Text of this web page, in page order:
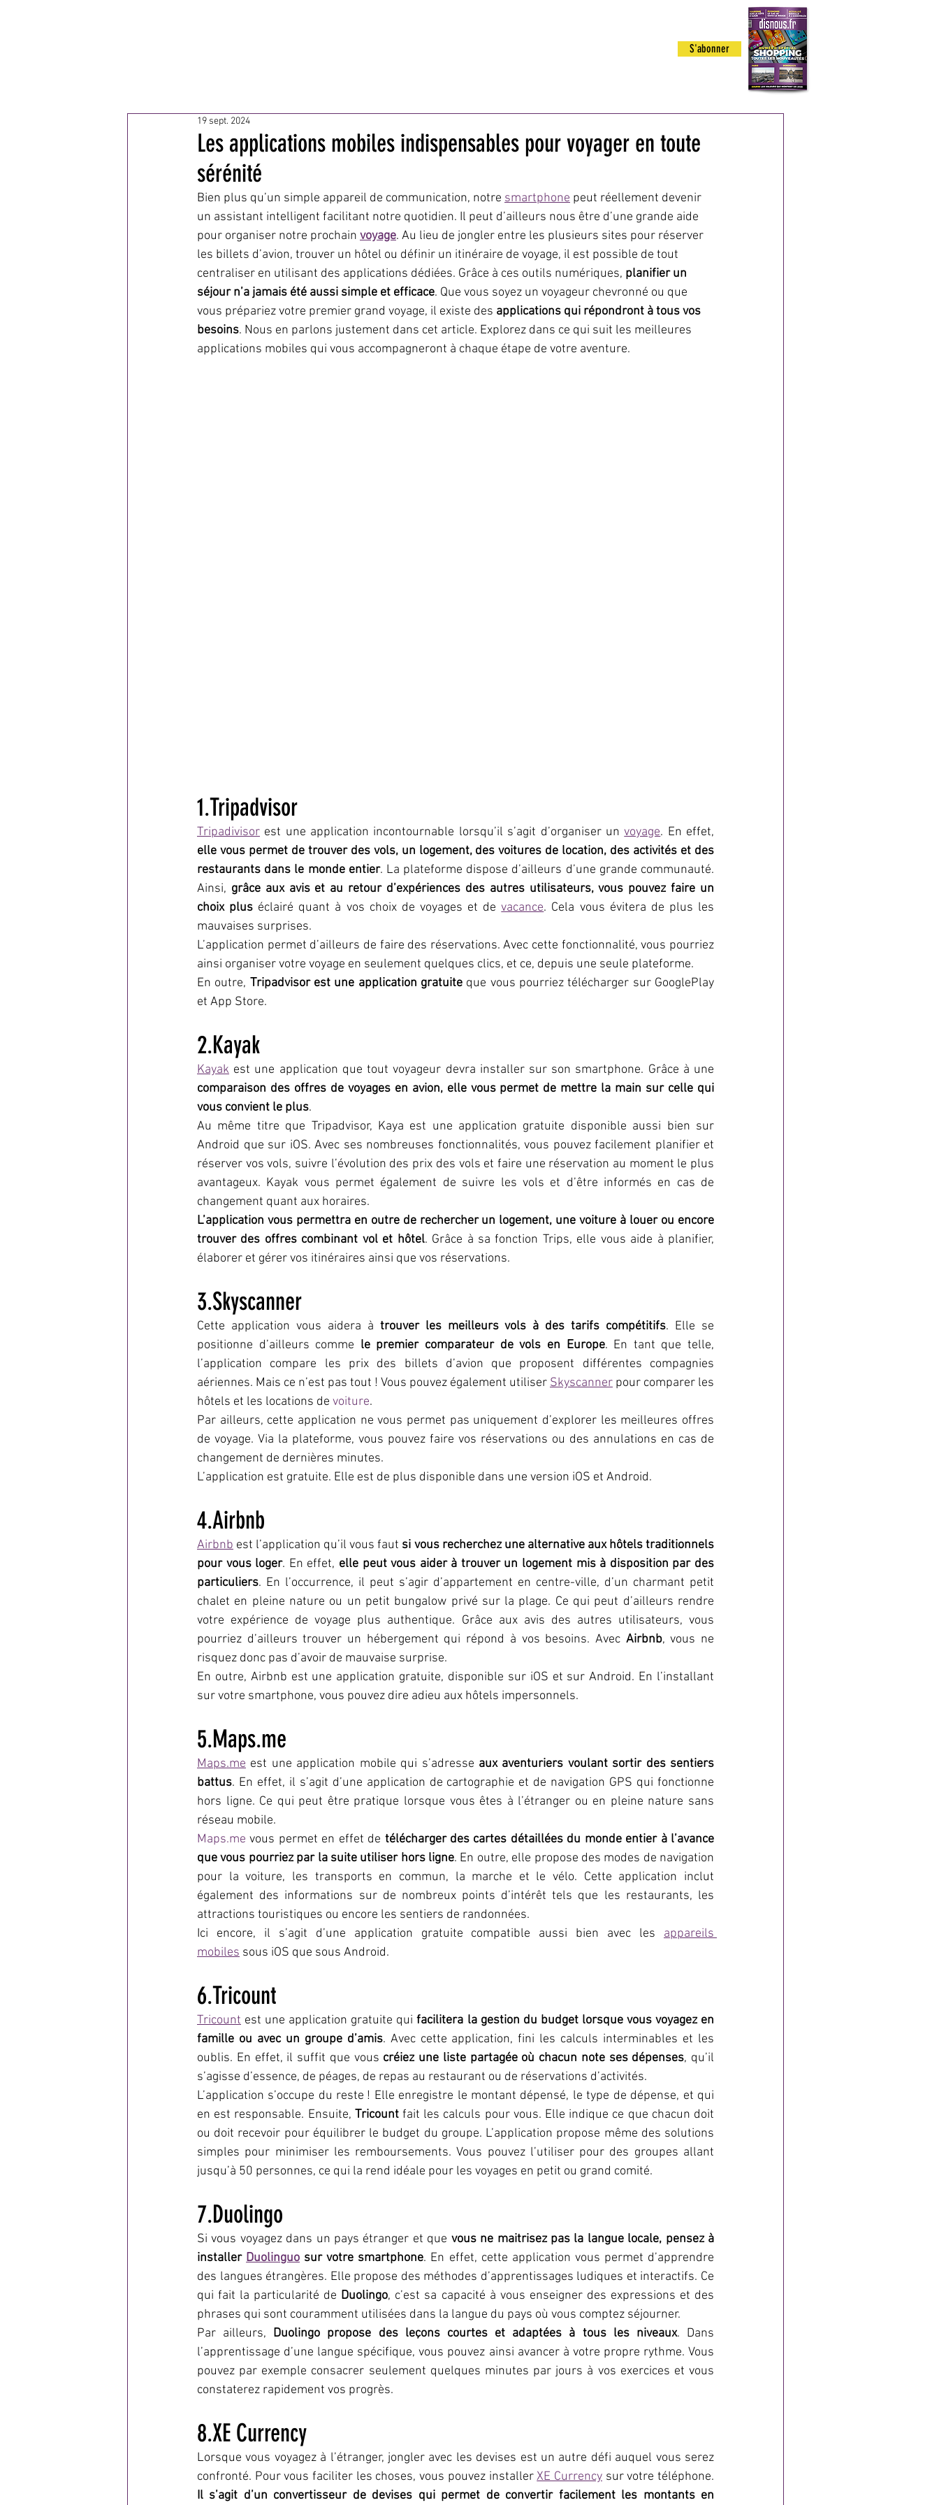
S'abonner
Les applications mobiles indispensables pour voyager en toute
sérénité
19 sept. 2024
Bien plus qu’un simple appareil de communication, notre smartphone peut réellement devenir
un assistant intelligent facilitant notre quotidien. Il peut d’ailleurs nous être d’une grande aide
pour organiser notre prochain voyage. Au lieu de jongler entre les plusieurs sites pour réserver
les billets d’avion, trouver un hôtel ou définir un itinéraire de voyage, il est possible de tout
centraliser en utilisant des applications dédiées. Grâce à ces outils numériques, planifier un
séjour n’a jamais été aussi simple et efficace. Que vous soyez un voyageur chevronné ou que
vous prépariez votre premier grand voyage, il existe des applications qui répondront à tous vos
besoins. Nous en parlons justement dans cet article. Explorez dans ce qui suit les meilleures
applications mobiles qui vous accompagneront à chaque étape de votre aventure.
1.Tripadvisor
Tripadivisor est une application incontournable lorsqu’il s’agit d’organiser un voyage
elle vous permet de trouver des vols, un logement, des voitures de location, des activités et des
restaurants dans le monde entier. La plateforme dispose d’ailleurs d’une grande communauté.
Ainsi, grâce aux avis et au retour d’expériences des autres utilisateurs, vous pouvez faire un
choix plus éclairé quant à vos choix de voyages et de vacance. Cela vous évitera de plus les
mauvaises surprises.
L’application permet d’ailleurs de faire des réservations. Avec cette fonctionnalité, vous pourriez
ainsi organiser votre voyage en seulement quelques clics, et ce, depuis une seule plateforme.
En outre, Tripadvisor est une application gratuite que vous pourriez télécharger sur GooglePlay
et App Store.
2.Kayak
Kayak
comparaison des offres de voyages en avion, elle vous permet de mettre la main sur celle qui
vous convient le plus.
Au même titre que Tripadvisor, Kaya est une application gratuite disponible aussi bien sur
Android que sur iOS. Avec ses nombreuses fonctionnalités, vous pouvez facilement planifier et
réserver vos vols, suivre l’évolution des prix des vols et faire une réservation au moment le plus
avantageux. Kayak vous permet également de suivre les vols et d’être informés en cas de
changement quant aux horaires.
L’application vous permettra en outre de rechercher un logement, une voiture à louer ou encore
trouver des offres combinant vol et hôtel. Grâce à sa fonction Trips, elle vous aide à planifier,
élaborer et gérer vos itinéraires ainsi que vos réservations.
3.Skyscanner
Cette application vous aidera à trouver les meilleurs vols à des tarifs compétitifs. Elle se
positionne d’ailleurs comme le premier comparateur de vols en Europe. En tant que telle,
l’application compare les prix des billets d’avion que proposent différentes compagnies
aériennes. Mais ce n’est pas tout ! Vous pouvez également utiliser Skyscanner pour comparer les
hôtels et les locations de voiture.
Par ailleurs, cette application ne vous permet pas uniquement d’explorer les meilleures offres
de voyage. Via la plateforme, vous pouvez faire vos réservations ou des annulations en cas de
changement de dernières minutes.
L’application est gratuite. Elle est de plus disponible dans une version iOS et Android.
4.Airbnb
Airbnb est l’application qu’il vous faut si vous recherchez une alternative aux hôtels traditionnels
pour vous loger. En effet, elle peut vous aider à trouver un logement mis à disposition par des
particuliers. En l’occurrence, il peut s’agir d’appartement en centre-ville, d’un charmant petit
chalet en pleine nature ou un petit bungalow privé sur la plage. Ce qui peut d’ailleurs rendre
votre expérience de voyage plus authentique. Grâce aux avis des autres utilisateurs, vous
pourriez d’ailleurs trouver un hébergement qui répond à vos besoins. Avec Airbnb, vous ne
risquez donc pas d’avoir de mauvaise surprise.
En outre, Airbnb est une application gratuite, disponible sur iOS et sur Android. En l’installant
sur votre smartphone, vous pouvez dire adieu aux hôtels impersonnels.
5.Maps.me
Maps.me est une application mobile qui s’adresse aux aventuriers voulant sortir des sentiers
battus. En effet, il s’agit d’une application de cartographie et de navigation GPS qui fonctionne
hors ligne. Ce qui peut être pratique lorsque vous êtes à l’étranger ou en pleine nature sans
réseau mobile.
Maps.me vous permet en effet de télécharger des cartes détaillées du monde entier à l’avance
que vous pourriez par la suite utiliser hors ligne. En outre, elle propose des modes de navigation
pour la voiture, les transports en commun, la marche et le vélo. Cette application inclut
également des informations sur de nombreux points d’intérêt tels que les restaurants, les
attractions touristiques ou encore les sentiers de randonnées.
Ici encore, il s’agit d’une application gratuite compatible aussi bien avec les appareils
mobiles sous iOS que sous Android.
6.Tricount
Tricount est une application gratuite qui facilitera la gestion du budget lorsque vous voyagez en
famille ou avec un groupe d’amis. Avec cette application, fini les calculs interminables et les
oublis. En effet, il suffit que vous créiez une liste partagée où chacun note ses dépenses, qu’il
s’agisse d’essence, de péages, de repas au restaurant ou de réservations d’activités.
L’application s’occupe du reste ! Elle enregistre le montant dépensé, le type de dépense, et qui
en est responsable. Ensuite, Tricount fait les calculs pour vous. Elle indique ce que chacun doit
ou doit recevoir pour équilibrer le budget du groupe. L’application propose même des solutions
simples pour minimiser les remboursements. Vous pouvez l’utiliser pour des groupes allant
jusqu’à 50 personnes, ce qui la rend idéale pour les voyages en petit ou grand comité.
7.Duolingo
Si vous voyagez dans un pays étranger et que vous ne maitrisez pas la langue locale, pensez à
installer Duolinguo sur votre smartphone. En effet, cette application vous permet d’apprendre
des langues étrangères. Elle propose des méthodes d’apprentissages ludiques et interactifs. Ce
qui fait la particularité de Duolingo, c’est sa capacité à vous enseigner des expressions et des
phrases qui sont couramment utilisées dans la langue du pays où vous comptez séjourner.
Par ailleurs, Duolingo propose des leçons courtes et adaptées à tous les niveaux. Dans
l’apprentissage d’une langue spécifique, vous pouvez ainsi avancer à votre propre rythme. Vous
pouvez par exemple consacrer seulement quelques minutes par jours à vos exercices et vous
constaterez rapidement vos progrès.
8.XE Currency
Lorsque vous voyagez à l’étranger, jongler avec les devises est un autre défi auquel vous serez
confronté. Pour vous faciliter les choses, vous pouvez installer XE Currency
Il s’agit d’un convertisseur de devises qui permet de convertir facilement les montants en